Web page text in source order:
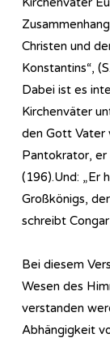
Christen und
Konstantins“,
Dabei ist es
Kirchenväter
den Gott Vater
Pantokrator, er
(196).Und: „Er
Großkönigs,
schreibt
Bei diesem
Wesen des
verstanden
Abhängigkeit